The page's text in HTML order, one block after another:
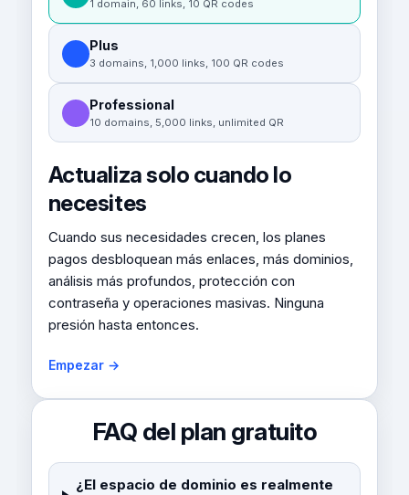
1 domain, 60 links, 10 QR codes
Plus
3 domains, 1,000 links, 100 QR codes
Professional
10 domains, 5,000 links, unlimited QR
Actualiza solo cuando lo
necesites
Cuando sus necesidades crecen, los planes
pagos desbloquean más enlaces, más dominios,
análisis más profundos, protección con
contraseña y operaciones masivas. Ninguna
presión hasta entonces.
Empezar →
FAQ del plan gratuito
¿El espacio de dominio es realmente